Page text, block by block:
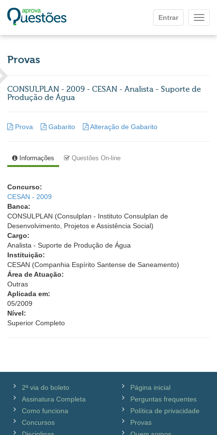
Entrar
Provas
CONSULPLAN - 2009 - CESAN - Analista - Suporte de
Produção de Água
Prova Gabarito Alteração de Gabarito
Informações Questões On-line
Concurso:
CESAN - 2009
Banca:
CONSULPLAN (Consulplan - Instituto Consulplan de
Desenvolvimento, Projetos e Assistência Social)
Cargo:
Analista - Suporte de Produção de Água
Instituição:
CESAN (Companhia Espírito Santense de Saneamento)
Área de Atuação:
Outras
Aplicada em:
05/2009
Nível:
Superior Completo
2ª via do boleto
Assinatura Completa
Como funciona
Concursos
Página inicial
Perguntas frequentes
Política de privacidade
Provas